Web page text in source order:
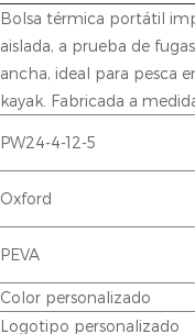
Bolsa térmica portátil
aislada, a prueba de
ancha, ideal para pesca
kayak. Fabricada a
PW24-4-12-5
Oxford
PEVA
Color personalizado
Logotipo personalizado